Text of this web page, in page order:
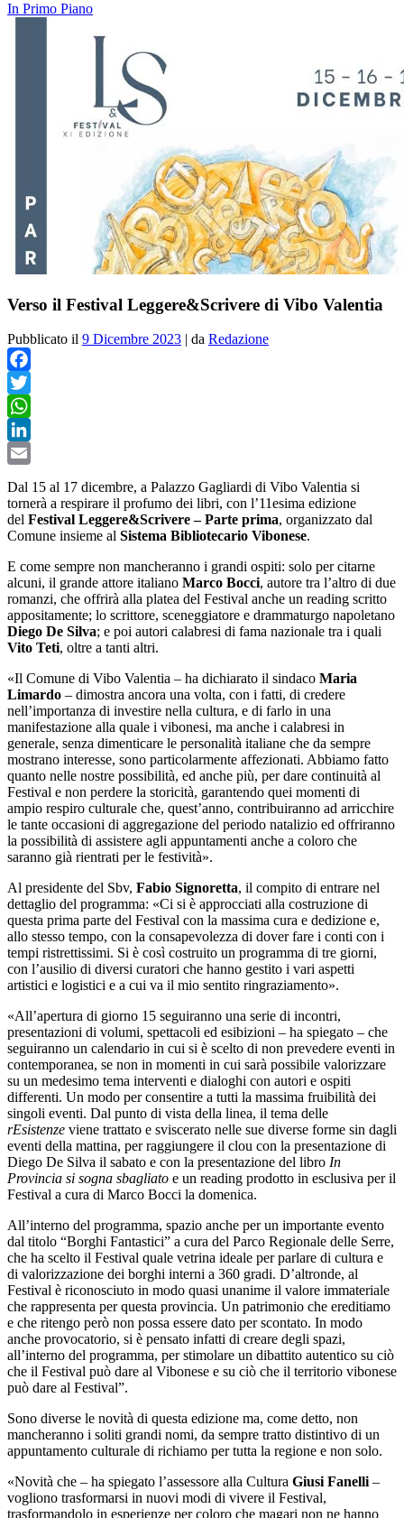
In Primo Piano
Verso il Festival Leggere&Scrivere di Vibo Valentia
Pubblicato il 9 Dicembre 2023 | da Redazione
Facebook
Twitter
WhatsApp
LinkedIn
Dal 15 al 17 dicembre, a Palazzo Gagliardi di Vibo Valentia si
tornerà a respirare il profumo dei libri, con l’11esima edizione
del Festival Leggere&Scrivere – Parte prima, organizzato dal
Comune insieme al Sistema Bibliotecario Vibonese.
E come sempre non mancheranno i grandi ospiti: solo per citarne
alcuni, il grande attore italiano Marco Bocci, autore tra l’altro di due
romanzi, che offrirà alla platea del Festival anche un reading scritto
appositamente; lo scrittore, sceneggiatore e drammaturgo napoletano
Diego De Silva; e poi autori calabresi di fama nazionale tra i quali
Vito Teti, oltre a tanti altri.
«Il Comune di Vibo Valentia – ha dichiarato il sindaco Maria
Limardo – dimostra ancora una volta, con i fatti, di credere
nell’importanza di investire nella cultura, e di farlo in una
manifestazione alla quale i vibonesi, ma anche i calabresi in
generale, senza dimenticare le personalità italiane che da sempre
mostrano interesse, sono particolarmente affezionati. Abbiamo fatto
quanto nelle nostre possibilità, ed anche più, per dare continuità al
Festival e non perdere la storicità, garantendo quei momenti di
ampio respiro culturale che, quest’anno, contribuiranno ad arricchire
le tante occasioni di aggregazione del periodo natalizio ed offriranno
la possibilità di assistere agli appuntamenti anche a coloro che
saranno già rientrati per le festività».
Al presidente del Sbv, Fabio Signoretta, il compito di entrare nel
dettaglio del programma: «Ci si è approcciati alla costruzione di
questa prima parte del Festival con la massima cura e dedizione e,
allo stesso tempo, con la consapevolezza di dover fare i conti con i
tempi ristrettissimi. Si è così costruito un programma di tre giorni,
con l’ausilio di diversi curatori che hanno gestito i vari aspetti
artistici e logistici e a cui va il mio sentito ringraziamento».
«All’apertura di giorno 15 seguiranno una serie di incontri,
presentazioni di volumi, spettacoli ed esibizioni – ha spiegato – che
seguiranno un calendario in cui si è scelto di non prevedere eventi in
contemporanea, se non in momenti in cui sarà possibile valorizzare
su un medesimo tema interventi e dialoghi con autori e ospiti
differenti. Un modo per consentire a tutti la massima fruibilità dei
singoli eventi. Dal punto di vista della linea, il tema delle
rEsistenze viene trattato e sviscerato nelle sue diverse forme sin dagli
eventi della mattina, per raggiungere il clou con la presentazione di
Diego De Silva il sabato e con la presentazione del libro In
Provincia si sogna sbagliato e un reading prodotto in esclusiva per il
Festival a cura di Marco Bocci la domenica.
All’interno del programma, spazio anche per un importante evento
dal titolo “Borghi Fantastici” a cura del Parco Regionale delle Serre,
che ha scelto il Festival quale vetrina ideale per parlare di cultura e
di valorizzazione dei borghi interni a 360 gradi. D’altronde, al
Festival è riconosciuto in modo quasi unanime il valore immateriale
che rappresenta per questa provincia. Un patrimonio che ereditiamo
e che ritengo però non possa essere dato per scontato. In modo
anche provocatorio, si è pensato infatti di creare degli spazi,
all’interno del programma, per stimolare un dibattito autentico su ciò
che il Festival può dare al Vibonese e su ciò che il territorio vibonese
può dare al Festival”.
Sono diverse le novità di questa edizione ma, come detto, non
mancheranno i soliti grandi nomi, da sempre tratto distintivo di un
appuntamento culturale di richiamo per tutta la regione e non solo.
«Novità che – ha spiegato l’assessore alla Cultura Giusi Fanelli–
vogliono trasformarsi in nuovi modi di vivere il Festival,
trasformandolo in esperienze per coloro che magari non ne hanno